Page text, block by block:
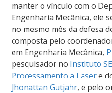
manter o vínculo com o
Engenharia Mecânica, ele
no mesmo mês da defesa
composta pelo
em Engenharia Mecânica,
pesquisador no Instituto
Processamento a Lasere
Jhonattan Gutjahr, e pelo